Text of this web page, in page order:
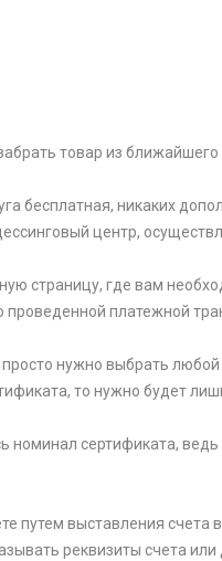
товар из
бесплатная, никаких
центр,
страницу, где вам
платежной
нужно выбрать
то нужно будет
номинал сертификата,
путем выставления
реквизиты счета